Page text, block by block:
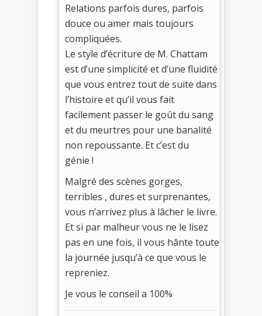
Relations parfois dures, parfois
douce ou amer mais toujours
compliquées.
Le style d’écriture de M. Chattam
est d’une simplicité et d’une fluidité
que vous entrez tout de suite dans
l’histoire et qu’il vous fait
facilement passer le goût du sang
et du meurtres pour une banalité
non repoussante. Et c’est du
génie !
Malgré des scènes gorges,
terribles , dures et surprenantes,
vous n’arrivez plus à lâcher le livre.
Et si par malheur vous ne le lisez
pas en une fois, il vous hânte toute
la journée jusqu’à ce que vous le
repreniez.
Je vous le conseil a 100%